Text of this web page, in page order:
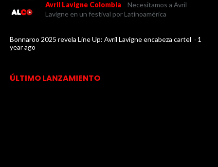
Avril Lavigne Colombia
Necesitamos a Avril
Lavigne en un festival por Latinoamérica
Bonnaroo 2025 revela Line Up: Avril Lavigne encabeza cartel · 1
year ago
ÚLTIMO LANZAMIENTO